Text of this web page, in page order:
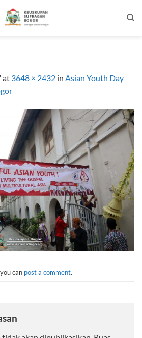
at 3648 × 2432 in Asian Youth Day
can post a comment.